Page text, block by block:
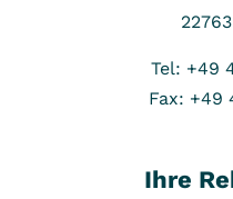
22763
Tel: +49
Fax: +49
Ihre